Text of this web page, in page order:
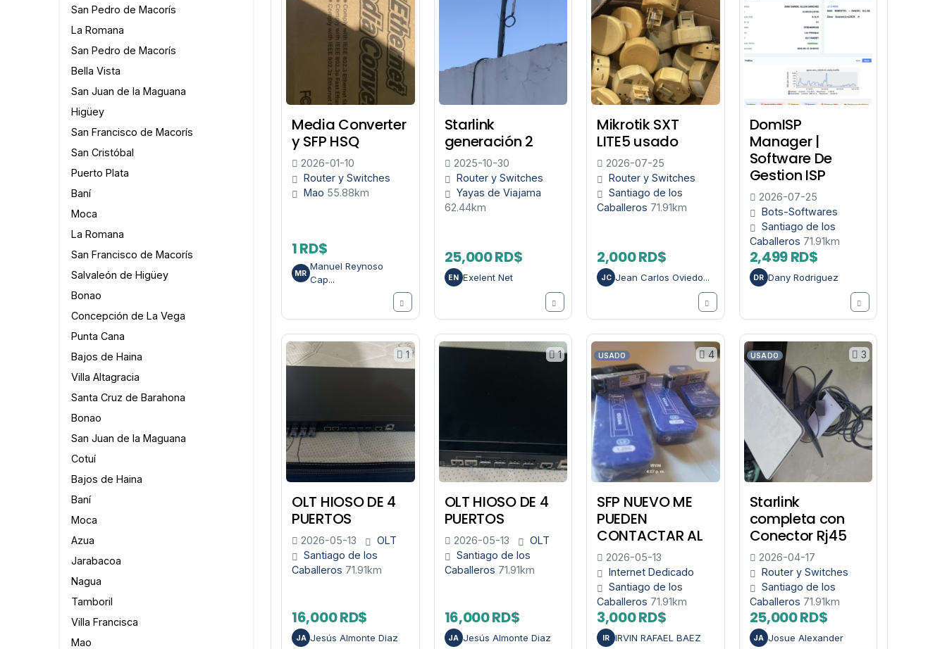
San Pedro de Macorís
La Romana
San Pedro de Macorís
Bella Vista
San Juan de la Maguana
Higüey
San Francisco de Macorís
San Cristóbal
Puerto Plata
Baní
Moca
La Romana
San Francisco de Macorís
Salvaleón de Higüey
Bonao
Concepción de La Vega
Punta Cana
Bajos de Haina
Villa Altagracia
Santa Cruz de Barahona
Bonao
San Juan de la Maguana
Cotuí
Bajos de Haina
Baní
Moca
Azua
Jarabacoa
Nagua
Tamboril
Villa Francisca
Mao
Media Converter
y SFP HSQ
2026-01-10
Router y Switches
Mao 55.88km
1 RD$
MR
Manuel Reynoso
Cap...
Starlink
generación 2
2025-10-30
Router y Switches
Yayas de Viajama
62.44km
25,000 RD$
EN Exelent Net
Mikrotik SXT
LITE5 usado
2026-07-25
Router y Switches
Santiago de los
Caballeros 71.91km
2,000 RD$
JC Jean Carlos Oviedo...
DomISP
Manager |
Software De
Gestion ISP
2026-07-25
Bots-Softwares
Santiago de los
Caballeros 71.91km
2,499 RD$
DR Dany Rodriguez
1
OLT HIOSO DE 4
PUERTOS
2026-05-13
OLT
Santiago de los
Caballeros 71.91km
16,000 RD$
JA Jesús Almonte Diaz
1
OLT HIOSO DE 4
PUERTOS
2026-05-13
OLT
Santiago de los
Caballeros 71.91km
16,000 RD$
JA Jesús Almonte Diaz
4
USADO
SFP NUEVO ME
PUEDEN
CONTACTAR AL
2026-05-13
Internet Dedicado
Santiago de los
Caballeros 71.91km
3,000 RD$
IR IRVIN RAFAEL BAEZ
3
USADO
Starlink
completa con
Conector Rj45
2026-04-17
Router y Switches
Santiago de los
Caballeros 71.91km
25,000 RD$
JA Josue Alexander